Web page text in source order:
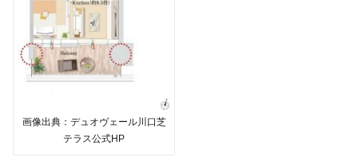
画像出典：デュオヴェール川口芝
テラス公式HP